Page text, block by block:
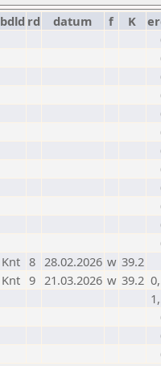
bdld rd datum f K
Knt 8 28.02.2026 w 39.2
Knt 9 21.03.2026 w 39.2